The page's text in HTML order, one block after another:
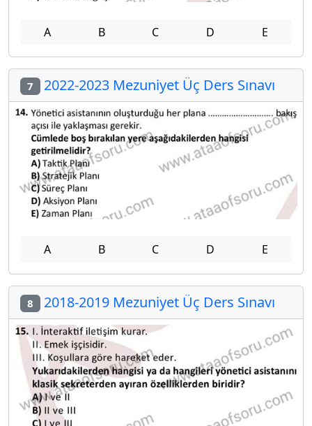
A B C D E
7 2022-2023 Mezuniyet Üç Ders Sınavı
A B C D E
8 2018-2019 Mezuniyet Üç Ders Sınavı